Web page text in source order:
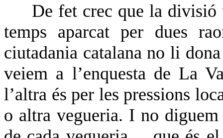
De fet crec que la divisió
temps aparcat per dues
ciutadania catalana no li
veiem a l’enquesta de La
l’altra és per les pressions
o altra vegueria. I no